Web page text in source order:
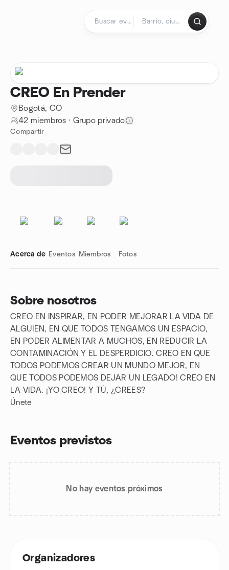
CREO En Prender
Bogotá, CO
42 miembros · Grupo privado
Compartir
Acerca de Eventos Miembros Fotos
Sobre nosotros
CREO EN INSPIRAR, EN PODER MEJORAR LA VIDA DE
ALGUIEN, EN QUE TODOS TENGAMOS UN ESPACIO,
EN PODER ALIMENTAR A MUCHOS, EN REDUCIR LA
CONTAMINACIÓN Y EL DESPERDICIO. CREO EN QUE
TODOS PODEMOS CREAR UN MUNDO MEJOR, EN
QUE TODOS PODEMOS DEJAR UN LEGADO! CREO EN
LA VIDA. ¡YO CREO! Y TÚ, ¿CREES?
Únete
Eventos previstos
No hay eventos próximos
Enlaces de grupo
Organizadores